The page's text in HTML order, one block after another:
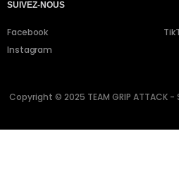
SUIVEZ-NOUS
Facebook
Instagram
Copyright © 2025 TEAM GRIP ATTACK